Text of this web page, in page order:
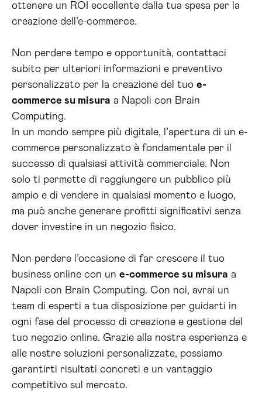
ottenere un ROI eccellente dalla tua spesa per la
creazione dell’e-commerce.
Non perdere tempo e opportunità, contattaci
subito per ulteriori informazioni e preventivo
personalizzato per la creazione del tuo e-
commerce su misura a Napoli con Brain
Computing.
In un mondo sempre più digitale, l’apertura di un e-
commerce personalizzato è fondamentale per il
successo di qualsiasi attività commerciale. Non
solo ti permette di raggiungere un pubblico più
ampio e di vendere in qualsiasi momento e luogo,
ma può anche generare profitti significativi senza
dover investire in un negozio fisico.
Non perdere l’occasione di far crescere il tuo
business online con un e-commerce su misura a
Napoli con Brain Computing. Con noi, avrai un
team di esperti a tua disposizione per guidarti in
ogni fase del processo di creazione e gestione del
tuo negozio online. Grazie alla nostra esperienza e
alle nostre soluzioni personalizzate, possiamo
garantirti risultati concreti e un vantaggio
competitivo sul mercato.